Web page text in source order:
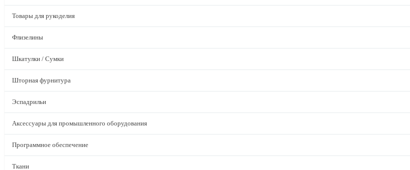
Товары для рукоделия
Флизелины
Шкатулки / Сумки
Шторная фурнитура
Эспадрильи
Аксессуары для промышленного оборудования
Программное обеспечение
Ткани